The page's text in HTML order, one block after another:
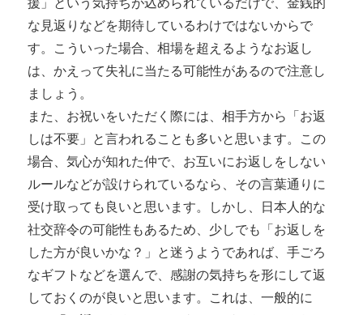
な見返りなどを期待しているわけではないからで
す。こういった場合、相場を超えるようなお返し
は、かえって失礼に当たる可能性があるので注意し
ましょう。
また、お祝いをいただく際には、相手方から「お返
しは不要」と言われることも多いと思います。この
場合、気心が知れた仲で、お互いにお返しをしない
ルールなどが設けられているなら、その言葉通りに
受け取っても良いと思います。しかし、日本人的な
社交辞令の可能性もあるため、少しでも「お返しを
した方が良いかな？」と迷うようであれば、手ごろ
なギフトなどを選んで、感謝の気持ちを形にして返
しておくのが良いと思います。これは、一般的に